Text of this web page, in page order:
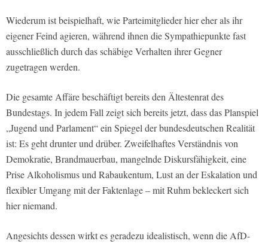
Wiederum ist beispielhaft, wie Parteimitglieder hier eher als ihr
eigener Feind agieren, während ihnen die Sympathiepunkte fast
ausschließlich durch das schäbige Verhalten ihrer Gegner
zugetragen werden.
Die gesamte Affäre beschäftigt bereits den Ältestenrat des
Bundestags. In jedem Fall zeigt sich bereits jetzt, dass das Planspiel
„Jugend und Parlament“ ein Spiegel der bundesdeutschen Realität
ist: Es geht drunter und drüber. Zweifelhaftes Verständnis von
Demokratie, Brandmauerbau, mangelnde Diskursfähigkeit, eine
Prise Alkoholismus und Rabaukentum, Lust an der Eskalation und
flexibler Umgang mit der Faktenlage – mit Ruhm bekleckert sich
hier niemand.
Angesichts dessen wirkt es geradezu idealistisch, wenn die AfD-